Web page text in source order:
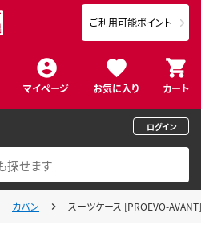
マイページ お気に入り カート
ご利用可能ポイント
ログイン
カバン スーツケース [PROEVO-